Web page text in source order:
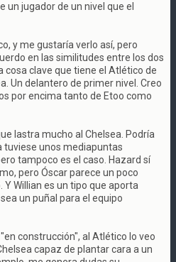
un jugador de un nivel que el
y me gustaría verlo así, pero
en las similitudes entre los dos
cosa clave que tiene el Atlético de
Un delantero de primer nivel. Creo
por encima tanto de Etoo como
lastra mucho al Chelsea. Podría
tuviese unos mediapuntas
tampoco es el caso. Hazard sí
pero Óscar parece un poco
Willian es un tipo que aporta
un puñal para el equipo
construcción", al Atlético lo veo
capaz de plantar cara a un